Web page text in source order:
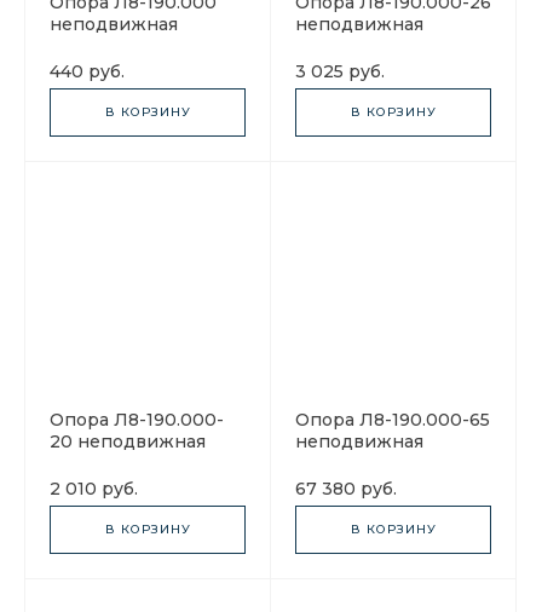
неподвижная
440 руб.
В КОРЗИНУ
неподвижная
3 025 руб.
В КОРЗИНУ
Опора Л8-190.000-
20 неподвижная
2 010 руб.
В КОРЗИНУ
Опора Л8-190.000-65
неподвижная
67 380 руб.
В КОРЗИНУ